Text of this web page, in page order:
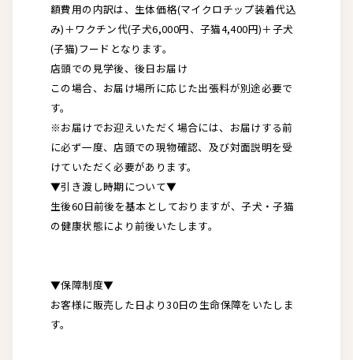
額費用の内訳は、生体価格(マイクロチップ装着代込
み)＋ワクチン代(子犬6,000円、子猫4,400円)＋子犬
(子猫)フードとなります。
店頭での見学後、後日お届け
この場合、お届け場所に応じた出張料が別途必要で
す。
※お届けでお迎えいただく場合には、お届けする前
に必ず一度、店頭での現物確認、及び対面説明を受
けていただく必要があります。
▼引き渡し時期について▼
生後60日前後を基本としておりますが、子犬・子猫
の健康状態により前後いたします。
▼保障制度▼
お客様に販売した日より30日の生命保障をいたしま
す。